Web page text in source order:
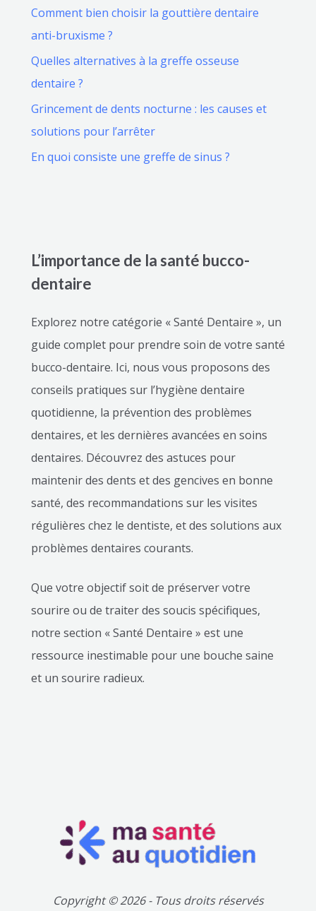
Comment bien choisir la gouttière dentaire
anti-bruxisme ?
Quelles alternatives à la greffe osseuse
dentaire ?
Grincement de dents nocturne : les causes et
solutions pour l’arrêter
En quoi consiste une greffe de sinus ?
L’importance de la santé bucco-
dentaire
Explorez notre catégorie « Santé Dentaire », un
guide complet pour prendre soin de votre santé
bucco-dentaire. Ici, nous vous proposons des
conseils pratiques sur l’hygiène dentaire
quotidienne, la prévention des problèmes
dentaires, et les dernières avancées en soins
dentaires. Découvrez des astuces pour
maintenir des dents et des gencives en bonne
santé, des recommandations sur les visites
régulières chez le dentiste, et des solutions aux
problèmes dentaires courants.
Que votre objectif soit de préserver votre
sourire ou de traiter des soucis spécifiques,
notre section « Santé Dentaire » est une
ressource inestimable pour une bouche saine
et un sourire radieux.
Copyright © 2026 - Tous droits réservés